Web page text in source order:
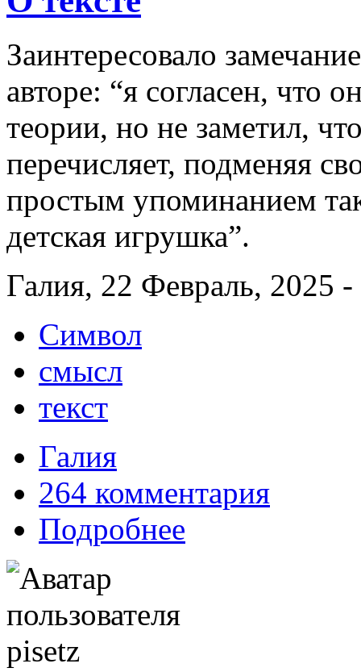
Заинтересовало
авторе: “я согласен, что
теории, но не заметил,
перечисляет, подменяя
простым упоминанием
детская игрушка”.
Галия, 22 Февраль, 2025
Символ
смысл
текст
Галия
264 комментария
Подробнее